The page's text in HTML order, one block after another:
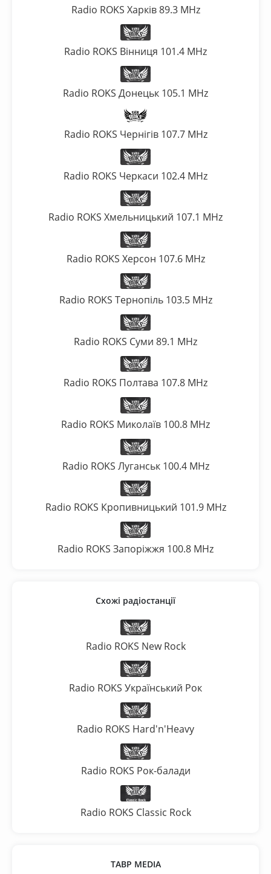
Radio ROKS Харків 89.3 MHz
Radio ROKS Вінниця 101.4 MHz
Radio ROKS Донецьк 105.1 MHz
Radio ROKS Чернігів 107.7 MHz
Radio ROKS Черкаси 102.4 MHz
Radio ROKS Хмельницький 107.1 MHz
Radio ROKS Херсон 107.6 MHz
Radio ROKS Тернопіль 103.5 MHz
Radio ROKS Суми 89.1 MHz
Radio ROKS Полтава 107.8 MHz
Radio ROKS Миколаїв 100.8 MHz
Radio ROKS Луганськ 100.4 MHz
Radio ROKS Кропивницький 101.9 MHz
Radio ROKS Запоріжжя 100.8 MHz
Схожі радіостанції
Radio ROKS New Rock
Radio ROKS Український Рок
Radio ROKS Hard'n'Heavy
Radio ROKS Рок-балади
Radio ROKS Classic Rock
ТАВР MEDIA